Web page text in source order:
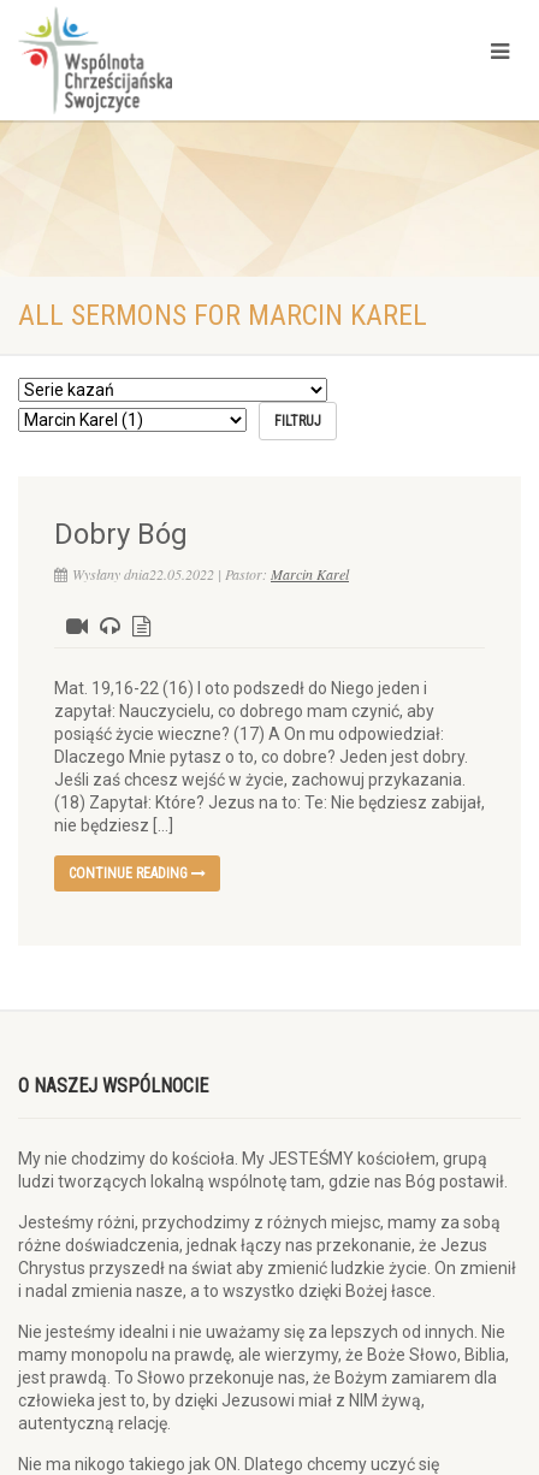
ALL SERMONS FOR MARCIN KAREL
Dobry Bóg
Wysłany dnia22.05.2022 | Pastor: Marcin Karel
Mat. 19,16-22 (16) I oto podszedł do Niego jeden i
zapytał: Nauczycielu, co dobrego mam czynić, aby
posiąść życie wieczne? (17) A On mu odpowiedział:
Dlaczego Mnie pytasz o to, co dobre? Jeden jest dobry.
Jeśli zaś chcesz wejść w życie, zachowuj przykazania.
(18) Zapytał: Które? Jezus na to: Te: Nie będziesz zabijał,
nie będziesz […]
CONTINUE READING
O NASZEJ WSPÓLNOCIE
My nie chodzimy do kościoła. My JESTEŚMY kościołem, grupą
ludzi tworzących lokalną wspólnotę tam, gdzie nas Bóg postawił.
Jesteśmy różni, przychodzimy z różnych miejsc, mamy za sobą
różne doświadczenia, jednak łączy nas przekonanie, że Jezus
Chrystus przyszedł na świat aby zmienić ludzkie życie. On zmienił
i nadal zmienia nasze, a to wszystko dzięki Bożej łasce.
Nie jesteśmy idealni i nie uważamy się za lepszych od innych. Nie
mamy monopolu na prawdę, ale wierzymy, że Boże Słowo, Biblia,
jest prawdą. To Słowo przekonuje nas, że Bożym zamiarem dla
człowieka jest to, by dzięki Jezusowi miał z NIM żywą,
autentyczną relację.
Nie ma nikogo takiego jak ON. Dlatego chcemy uczyć się